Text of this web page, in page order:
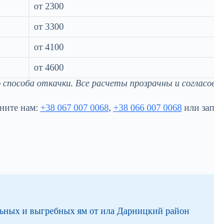
от 2300
от 3300
от 4100
от 4600
откачки. Все расчеты прозрачны и
нам: +38 067 007 0068, +38 066 007 0068или
и выгребных ям от ила Дарницкий район